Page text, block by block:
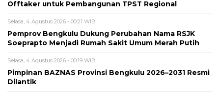
Offtaker untuk Pembangunan TPST Regional
Selasa, 4 Agustus 2026 - 00:21 WIB
Pemprov Bengkulu Dukung Perubahan Nama RSJK
Soeprapto Menjadi Rumah Sakit Umum Merah Putih
Selasa, 4 Agustus 2026 - 00:19 WIB
Pimpinan BAZNAS Provinsi Bengkulu 2026–2031 Resmi
Dilantik